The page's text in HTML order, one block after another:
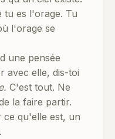
tu es l'orage. Tu
l'orage se
une pensée
avec elle, dis-toi
C'est tout. Ne
la faire partir.
ce qu'elle est, un